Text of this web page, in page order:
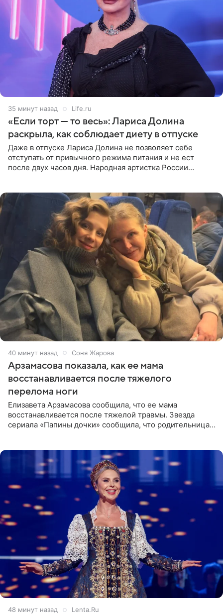
35 минут назад Life.ru
«Если торт — то весь»: Лариса Долина
раскрыла, как соблюдает диету в отпуске
Даже в отпуске Лариса Долина не позволяет себе
отступать от привычного режима питания и не ест
после двух часов дня. Народная артистка России
40 минут назад Соня Жарова
Арзамасова показала, как ее мама
восстанавливается после тяжелого
перелома ноги
Елизавета Арзамасова сообщила, что ее мама
восстанавливается после тяжелой травмы. Звезда
сериала «Папины дочки» сообщила, что родительница
48 минут назад Lenta.Ru